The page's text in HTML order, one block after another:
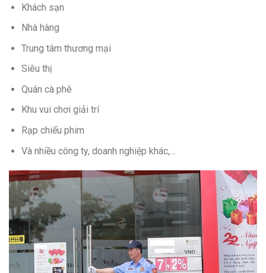
Khách sạn
Nhà hàng
Trung tâm thương mại
Siêu thị
Quán cà phê
Khu vui chơi giải trí
Rạp chiếu phim
Và nhiều công ty, doanh nghiệp khác,…